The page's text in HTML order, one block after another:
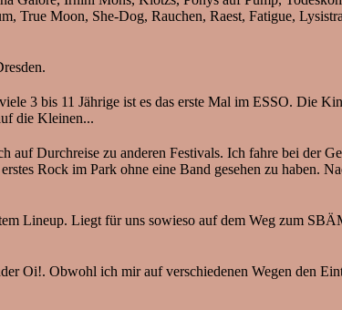
True Moon, She-Dog, Rauchen, Raest, Fatigue,
3 bis 11 Jährige ist es das erste Mal im ESSO. Die
die Kleinen...
Durchreise zu anderen Festivals. Ich fahre bei der
Rock im Park ohne eine Band gesehen zu haben.
Lineup. Liegt für uns sowieso auf dem Weg zum
Oi!. Obwohl ich mir auf verschiedenen Wegen den